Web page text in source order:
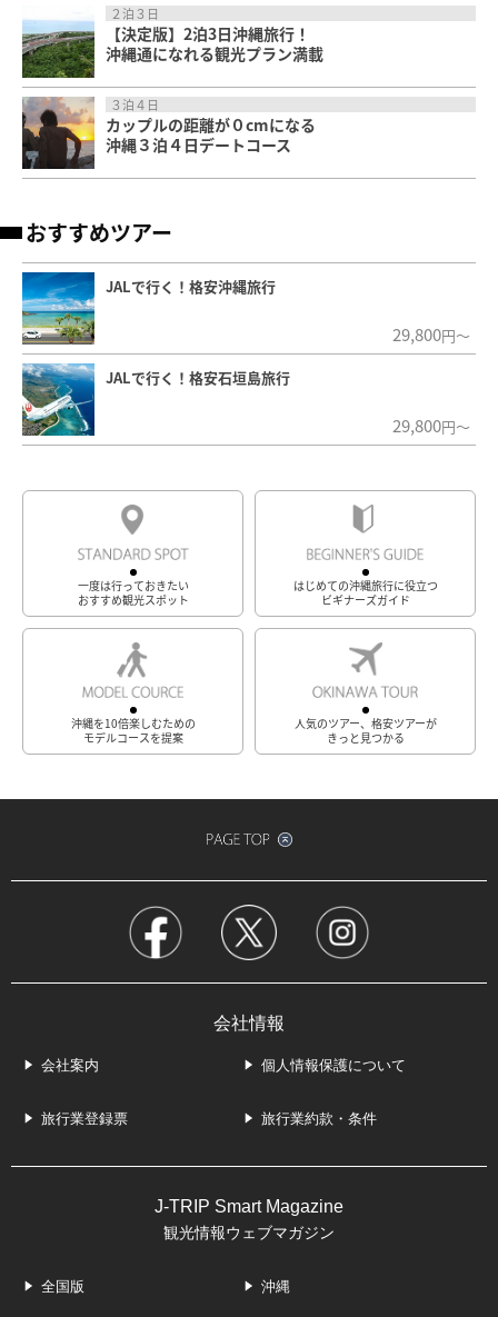
２泊３日
【決定版】2泊3日沖縄旅行！
沖縄通になれる観光プラン満載
３泊４日
カップルの距離が０cmになる
沖縄３泊４日デートコース
おすすめツアー
JALで行く！格安沖縄旅行
29,800円～
JALで行く！格安石垣島旅行
29,800円～
一度は行っておきたい
おすすめ観光スポット
はじめての沖縄旅行に役立つ
ビギナーズガイド
沖縄を10倍楽しむための
モデルコースを提案
人気のツアー、格安ツアーが
きっと見つかる
会社情報
会社案内 個人情報保護について
旅行業登録票 旅行業約款・条件
J-TRIP Smart Magazine
観光情報ウェブマガジン
全国版 沖縄